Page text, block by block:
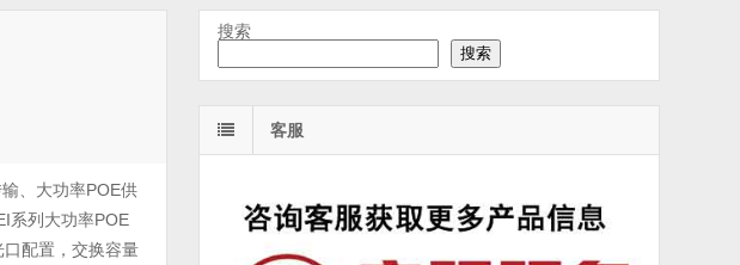
、大功率POE供
系列大功率POE
配置，交换容量
搜索
搜索
客服